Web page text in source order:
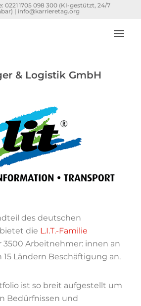
0221 1705 098 300 (KI-gestützt, 24/7
| info@karrieretag.org
& Logistik GmbH
des deutschen
die L.I.T.-Familie
3500 Arbeitnehmer: innen an
15 Ländern Beschäftigung an.
ist so breit aufgestellt um
Bedürfnissen und